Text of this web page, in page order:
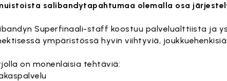
salibandytapahtumaa olemalla osa
Superfinaali-staff koostuu palvelualttiista ja
ympäristössä hyvin viihtyviä,
on monenlaisia tehtäviä: